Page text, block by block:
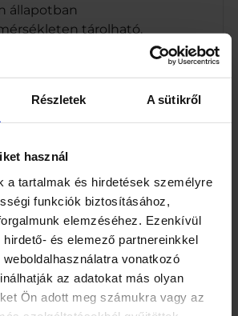
Részletek A sütikről
használ
a tartalmak és hirdetések személyre
funkciók biztosításához,
elemzéséhez. Ezenkívül
és elemező partnereinkkel
vonatkozó
az adatokat más olyan
Ön adott meg számukra vagy az
állapotban
tárolható.
után hűtőszekrényben 2
krt. 11/c.
jó áron!
krt. 11/c.
enyhén csípős
Könyves Kálmán krt. 11/c.